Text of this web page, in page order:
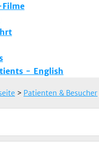
- English
> Patienten & Besucher